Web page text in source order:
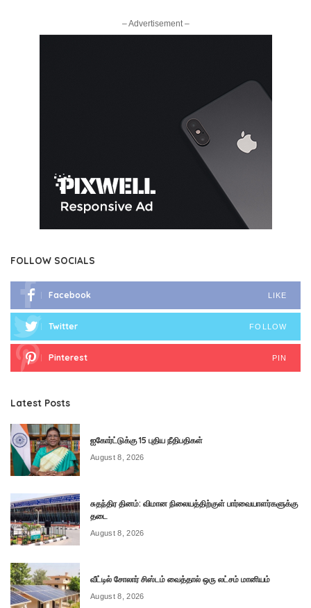
– Advertisement –
FOLLOW SOCIALS
Facebook LIKE
Twitter FOLLOW
Pinterest PIN
Latest Posts
ஐகோர்ட்டுக்கு 15 புதிய நீதிபதிகள்
August 8, 2026
சுதந்திர தினம்: விமான நிலையத்திற்குள் பார்வையாளர்களுக்கு
தடை
August 8, 2026
வீட்டில் சோலார் சிஸ்டம் வைத்தால் ஒரு லட்சம் மானியம்
August 8, 2026